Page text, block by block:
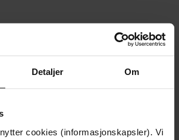
Detaljer Om
cookies (informasjonskapsler). Vi
kjøpt
Premium